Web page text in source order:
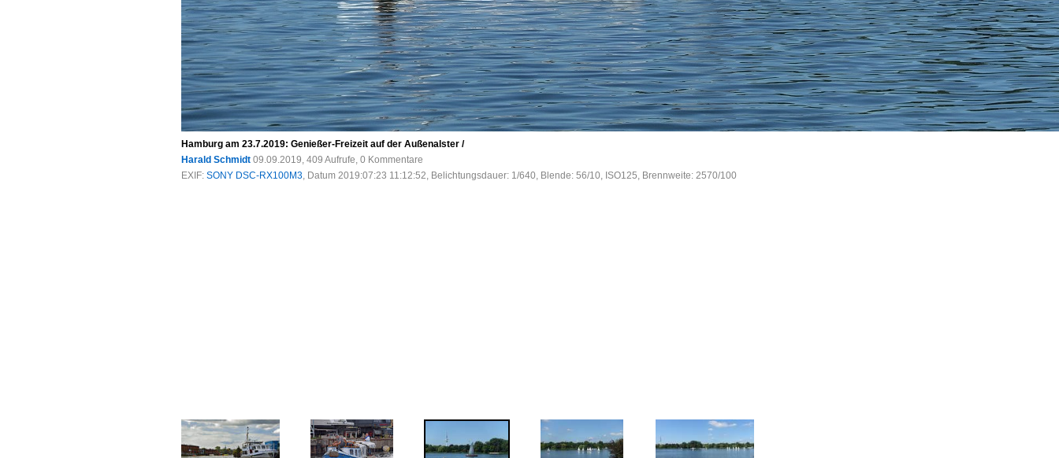
Hamburg am 23.7.2019: Genießer-Freizeit auf der Außenalster /
Harald Schmidt 09.09.2019, 409 Aufrufe, 0 Kommentare
EXIF: SONY DSC-RX100M3, Datum 2019:07:23 11:12:52, Belichtungsdauer: 1/640, Blende: 56/10, ISO125, Brennweite: 2570/100